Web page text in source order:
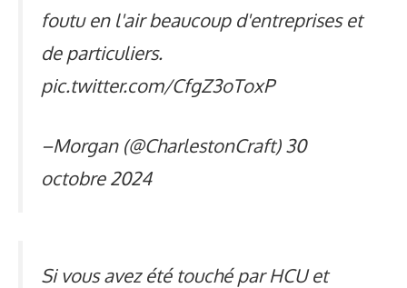
foutu en l'air beaucoup d'entreprises et
de particuliers.
pic.twitter.com/CfgZ3oToxP
–Morgan (@CharlestonCraft)30
octobre 2024
Si vous avez été touché par HCU et